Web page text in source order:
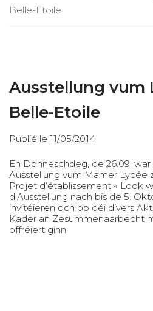
Belle-Etoile
Ausstellung vum
Belle-Etoile
Publié le 11/05/2014
En Donneschdeg, de 26.09.
Ausstellung vum Mamer Lycée
Projet d’établissement « Look
d’Ausstellung nach bis de 5.
invitéieren och op déi divers
Kader an Zesummenaarbecht
offréiert ginn.